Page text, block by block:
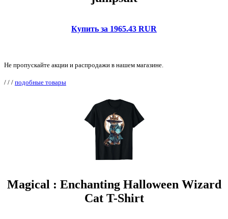
Купить за 1965.43 RUR
Не пропускайте акции и распродажи в нашем магазине.
/ / / подобные товары
Magical : Enchanting Halloween Wizard
Cat T-Shirt